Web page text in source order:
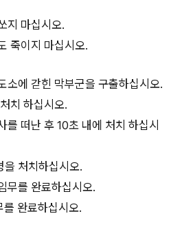
지 마십시오.
죽이지 마십시오.
소에 갇힌 막부군을 구출하십시오.
치 하십시오.
를 떠난 후 10초 내에 처치 하십시
처치하십시오.
무를 완료하십시오.
완료하십시오.